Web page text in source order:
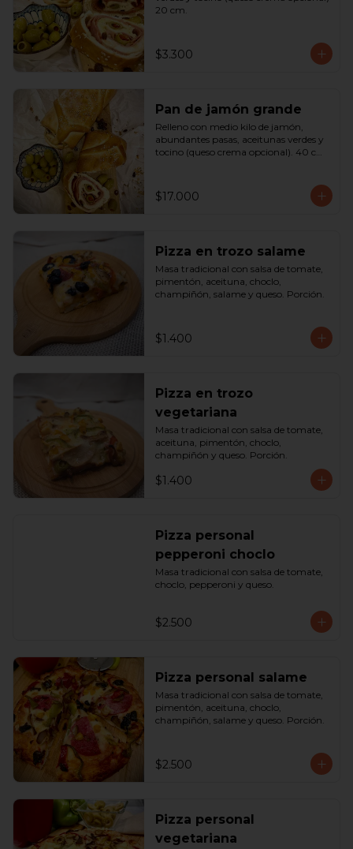
20 cm.
$3.300
Pan de jamón grande
Relleno con medio kilo de jamón,
abundantes pasas, aceitunas verdes y
tocino (queso crema opcional). 40 cm
$17.000
Pizza en trozo salame
Masa tradicional con salsa de tomate,
pimentón, aceituna, choclo,
champiñón, salame y queso. Porción.
$1.400
Pizza en trozo
vegetariana
Masa tradicional con salsa de tomate,
aceituna, pimentón, choclo,
champiñón y queso. Porción.
$1.400
Pizza personal
pepperoni choclo
Masa tradicional con salsa de tomate,
choclo, pepperoni y queso.
$2.500
Pizza personal salame
Masa tradicional con salsa de tomate,
pimentón, aceituna, choclo,
champiñón, salame y queso. Porción.
$2.500
Pizza personal
vegetariana